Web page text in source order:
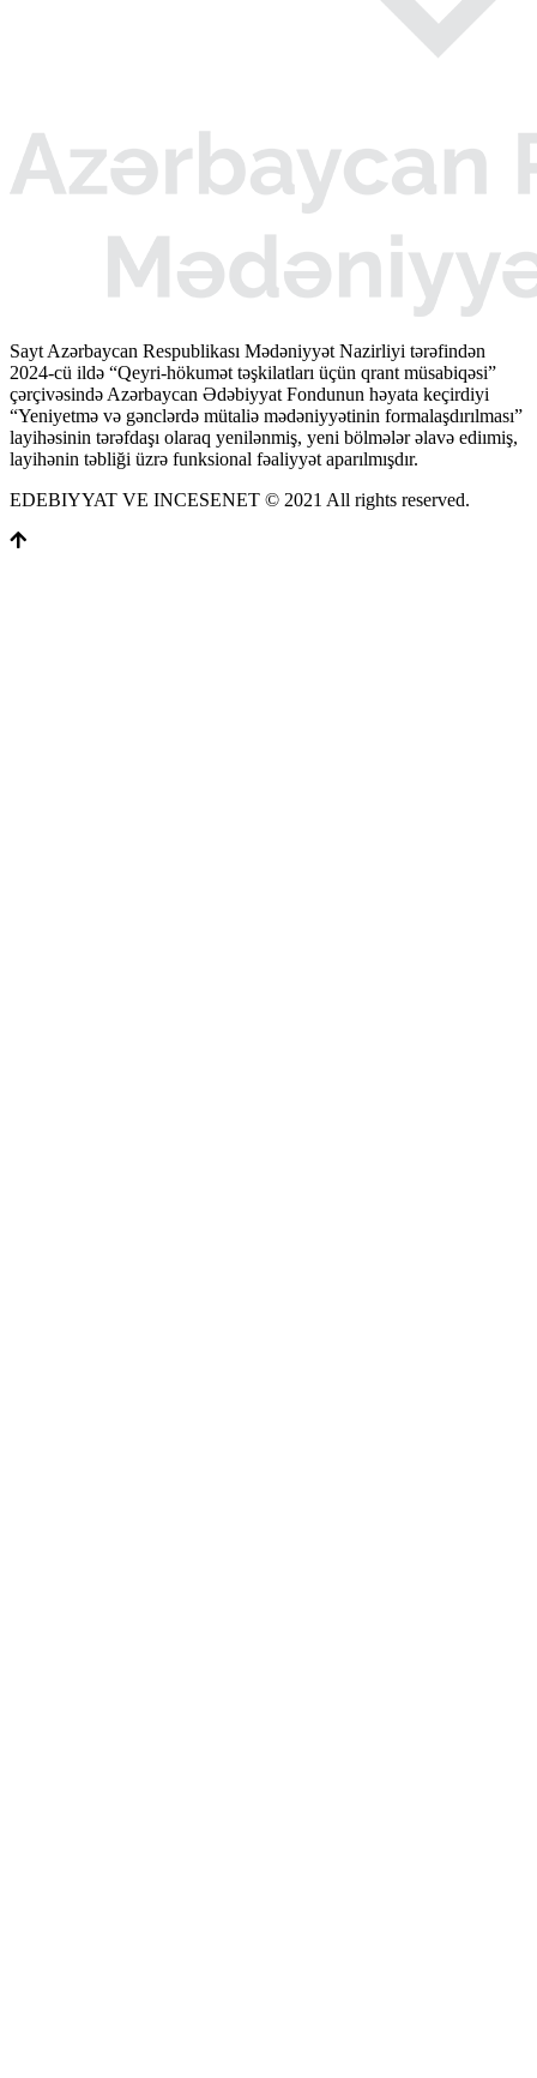
Sayt Azərbaycan Respublikası Mədəniyyət Nazirliyi tərəfindən
2024-cü ildə “Qeyri-hökumət təşkilatları üçün qrant müsabiqəsi”
çərçivəsində Azərbaycan Ədəbiyyat Fondunun həyata keçirdiyi
“Yeniyetmə və gənclərdə mütaliə mədəniyyətinin formalaşdırılması”
layihəsinin tərəfdaşı olaraq yenilənmiş, yeni bölmələr əlavə ediımiş,
layihənin təbliği üzrə funksional fəaliyyət aparılmışdır.
EDEBIYYAT VE INCESENET © 2021 All rights reserved.